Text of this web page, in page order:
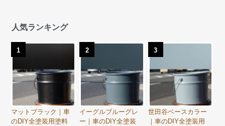
人気ランキング
1
マットブラック｜車
のDIY全塗装用塗料
2
イーグルブルーグレ
ー｜車のDIY全塗装
3
世田谷ベースカラー
｜車のDIY全塗装用